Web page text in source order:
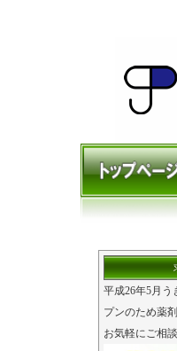
平成26年5月う
プンのため薬
お気軽にご相